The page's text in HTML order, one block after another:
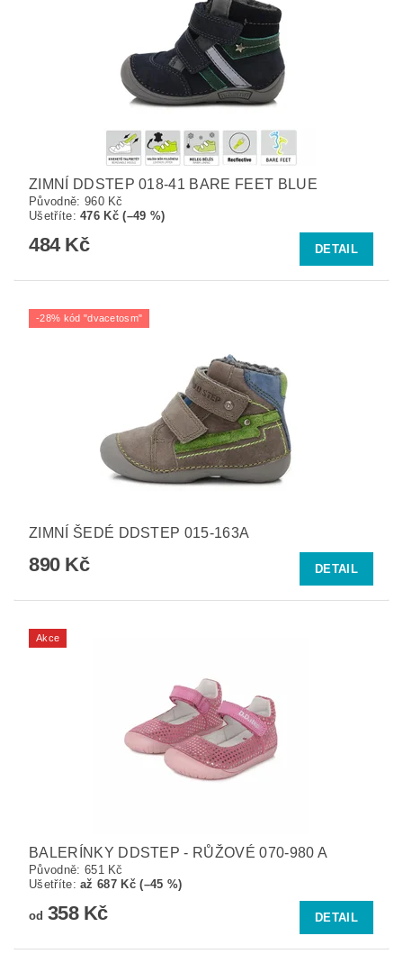
ZIMNÍ DDSTEP 018-41 BARE FEET BLUE
Původně: 960 Kč
Ušetříte:476 Kč (–49 %)
484 Kč DETAIL
-28% kód "dvacetosm"
ZIMNÍ ŠEDÉ DDSTEP 015-163A
890 Kč DETAIL
Akce
BALERÍNKY DDSTEP - RŮŽOVÉ 070-980 A
Původně: 651 Kč
Ušetříte:až 687 Kč (–45 %)
od 358 Kč DETAIL